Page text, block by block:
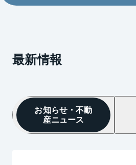
最新情報
お知らせ・不動
産ニュース